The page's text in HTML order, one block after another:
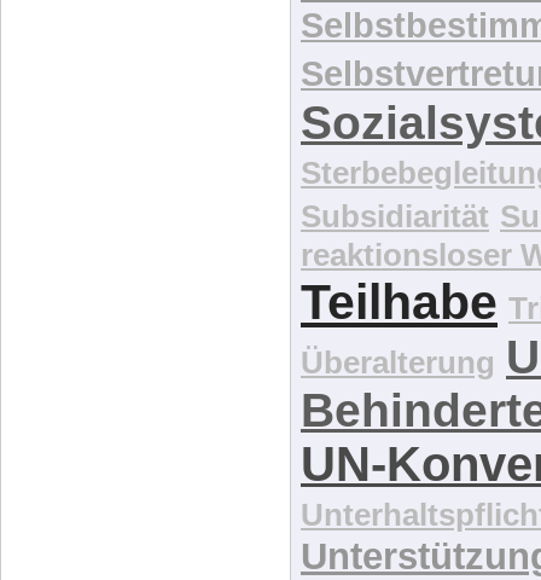
Subsidiarität
reaktionsloser
Teilhabe
Überalterung
UN-